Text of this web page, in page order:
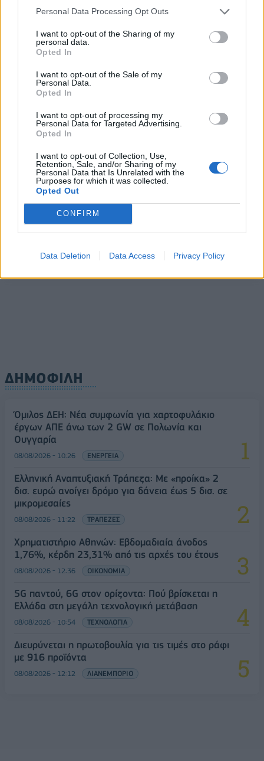
Personal Data Processing Opt Outs
I want to opt-out of the Sharing of my
personal data.
Opted In
I want to opt-out of the Sale of my
Personal Data.
Opted In
I want to opt-out of processing my
Personal Data for Targeted Advertising.
Opted In
I want to opt-out of Collection, Use,
Retention, Sale, and/or Sharing of my
Personal Data that Is Unrelated with the
Purposes for which it was collected.
Opted Out
CONFIRM
Data Deletion Data Access Privacy Policy
Χρηματιστήριο Αθηνών: Εβδομαδιαία άνοδος
1,76%, κέρδη 23,31% από τις αρχές του έτους
08/08/2026 - 12:36 ΟΙΚΟΝΟΜΙΑ
Διευρύνεται η πρωτοβουλία για τις τιμές στο ράφι
με 916 προϊόντα
08/08/2026 - 12:12
Health Monitoring: Η εθνική υποδομή για την
αξιοποίηση των δεδομένων υγείας προς όφελος
08/08/2026 - 11:48 ΥΓΕΙΑ
Ελληνική Αναπτυξιακή Τράπεζα: Με «προίκα» 2 δισ.
ευρώ ανοίγει δρόμο για δάνεια έως 5 δισ. σε
μικρομεσαίες
08/08/2026 - 11:22 ΤΡΑΠΕΖΕΣ
Ελλάδα στη μεγάλη τεχνολογική μετάβαση
08/08/2026 - 10:54 ΤΕΧΝΟΛΟΓΙΑ
ΟΛΕΣ ΟΙ ΕΙΔΗΣΕΙΣ
ΔΗΜΟΦΙΛΗ
Όμιλος ΔΕΗ: Νέα συμφωνία για χαρτοφυλάκιο
έργων ΑΠΕ άνω των 2 GW σε Πολωνία και
Ουγγαρία
08/08/2026 - 10:26 ΕΝΕΡΓΕΙΑ
Ελληνική Αναπτυξιακή Τράπεζα: Με «προίκα» 2
δισ. ευρώ ανοίγει δρόμο για δάνεια έως 5 δισ. σε
μικρομεσαίες
08/08/2026 - 11:22 ΤΡΑΠΕΖΕΣ
Χρηματιστήριο Αθηνών: Εβδομαδιαία άνοδος
1,76%, κέρδη 23,31% από τις αρχές του έτους
08/08/2026 - 12:36 ΟΙΚΟΝΟΜΙΑ
5G παντού, 6G στον ορίζοντα: Πού βρίσκεται η
Ελλάδα στη μεγάλη τεχνολογική μετάβαση
08/08/2026 - 10:54 ΤΕΧΝΟΛΟΓΙΑ
Διευρύνεται η πρωτοβουλία για τις τιμές στο ράφι
με 916 προϊόντα
08/08/2026 - 12:12 ΛΙΑΝΕΜΠΟΡΙΟ